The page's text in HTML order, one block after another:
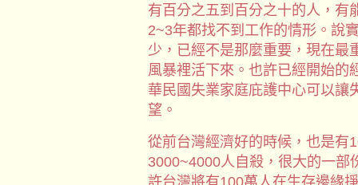
有百分之五到百分之十的人，有
2~3年都找不到工作的情形。說
少，已經不是那麼重要，現在最
風暴裡活下來。也許已經開始的
華民國失業家庭庇護中心可以讓
望。
從前台灣經濟好的時候，也是有
3000~4000人自殺，很大的一部
許台灣將有100萬人在生存邊緣